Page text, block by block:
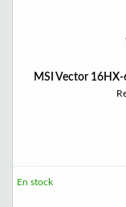
MSI Vector
En stock